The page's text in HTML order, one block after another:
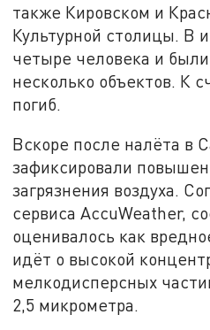
также Кировском и
Культурной столицы. В
четыре человека и
несколько объектов. К
погиб.
Вскоре после налёта в
зафиксировали
загрязнения воздуха.
сервиса AccuWeather,
оценивалось как
идёт о высокой
мелкодисперсных
2,5 микрометра.